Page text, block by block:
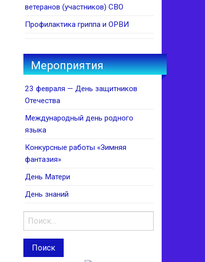
ветеранов (участников) СВО
Профилактика гриппа и ОРВИ
Мероприятия
23 февраля — День защитников
Отечества
Международный день родного
языка
Конкурсные работы «Зимняя
фантазия»
День Матери
День знаний